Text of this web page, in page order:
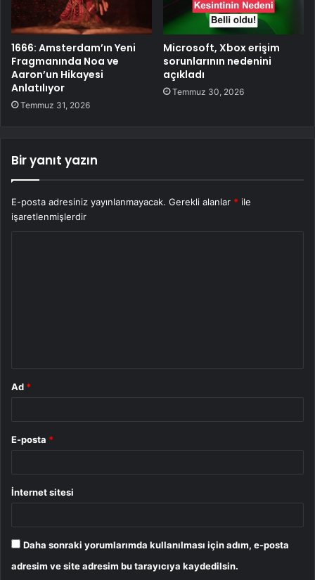
1666: Amsterdam’ın Yeni
Fragmanında Noa ve
Aaron’un Hikayesi
Anlatılıyor
Temmuz 31, 2026
Microsoft, Xbox erişim
sorunlarının nedenini
açıkladı
Temmuz 30, 2026
Bir yanıt yazın
E-posta adresiniz yayınlanmayacak. Gerekli alanlar * ile
işaretlenmişlerdir
Ad *
E-posta *
İnternet sitesi
Daha sonraki yorumlarımda kullanılması için adım, e-posta
adresim ve site adresim bu tarayıcıya kaydedilsin.